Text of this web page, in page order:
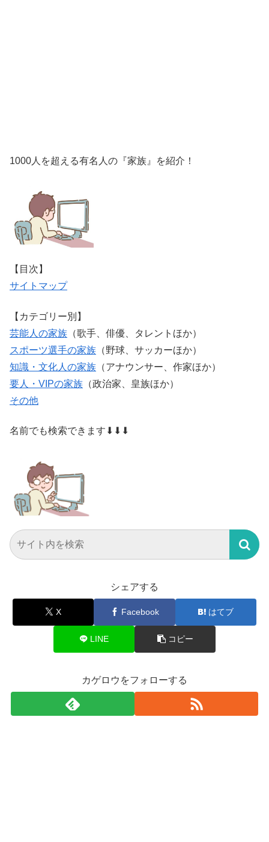
1000人を超える有名人の『家族』を紹介！
【目次】
サイトマップ
【カテゴリー別】
芸能人の家族 （歌手、俳優、タレントほか）
スポーツ選手の家族 （野球、サッカーほか）
知識・文化人の家族 （アナウンサー、作家ほか）
要人・VIPの家族 （政治家、皇族ほか）
その他
名前でも検索できます⬇⬇⬇
シェアする
X Facebook はてブ
LINE コピー
カゲロウをフォローする